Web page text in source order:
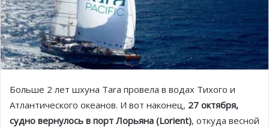
Больше 2 лет шхуна Tarа провела в водах Тихого и
Атлантического океанов. И вот наконец, 27 октября,
судно вернулось в порт Лорьяна (Lorient), откуда весной